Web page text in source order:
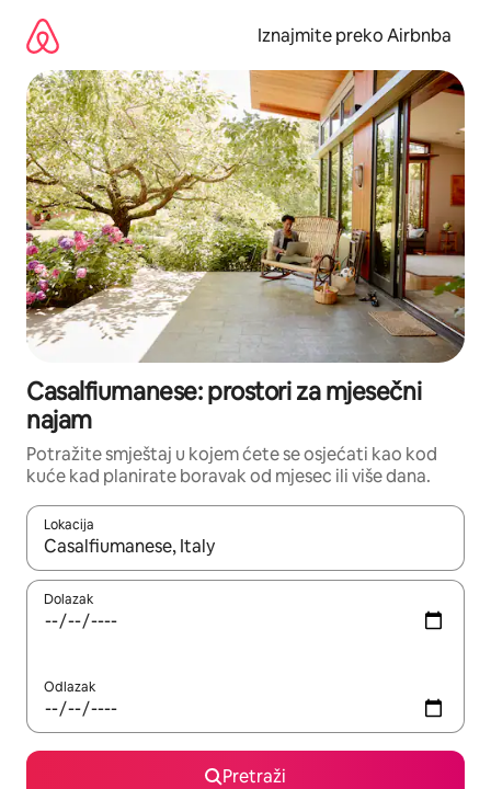
sadržaj
Iznajmite preko Airbnba
Casalfiumanese: prostori za mjesečni
najam
Potražite smještaj u kojem ćete se osjećati kao kod
kuće kad planirate boravak od mjesec ili više dana.
Lokacija
Kada budu dostupni rezultati, moći ćete ih pregledati
Dolazak
Odlazak
Pretraži